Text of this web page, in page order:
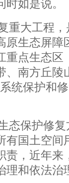
如是说。
重大工程
原生态屏障
重点生态
南方丘陵
统保护和
态保护修
有国土空间
责，近年来
理和依法治